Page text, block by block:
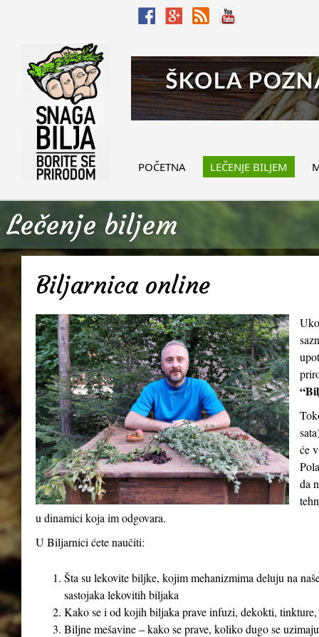
POČETNA LEČENJE BILJEM
Lečenje biljem
Biljarnica online
će
da
u dinamici koja im odgovara.
U Biljarnici ćete naučiti:
Šta su lekovite biljke, kojim mehanizmima deluju na
sastojaka lekovitih biljaka
Kako se i od kojih biljaka prave infuzi, dekokti,
Biljne mešavine – kako se prave, koliko dugo se uzimaju